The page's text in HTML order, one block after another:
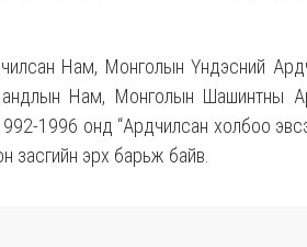
Нам, Монголын Үндэсний
Нам, Монголын Шашинтны
1996 онд “Ардчилсан холбоо
эрх барьж байв.